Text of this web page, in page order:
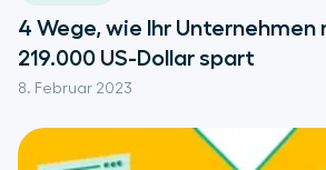
8. Februar 2023
4 Wege, wie Ihr Unternehmen
219.000 US-Dollar spart